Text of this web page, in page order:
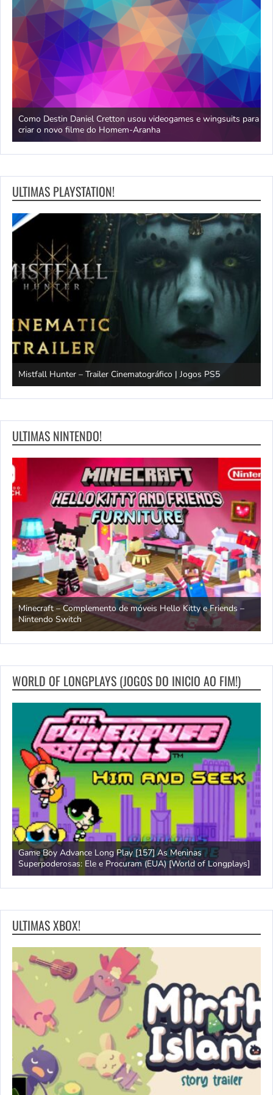
Como Destin Daniel Cretton usou videogames e wingsuits para
criar o novo filme do Homem-Aranha
ULTIMAS PLAYSTATION!
Mistfall Hunter – Trailer Cinematográfico | Jogos PS5
ULTIMAS NINTENDO!
Minecraft – Complemento de móveis Hello Kitty e Friends –
Nintendo Switch
WORLD OF LONGPLAYS (JOGOS DO INICIO AO FIM!)
Game Boy Advance Long Play [157] As Meninas
Superpoderosas: Ele e Procuram (EUA) [World of Longplays]
ULTIMAS XBOX!